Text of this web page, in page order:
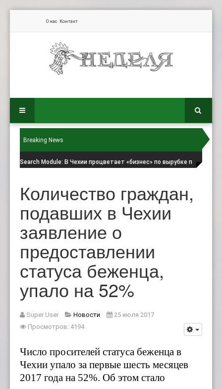
О нас Контакт
Breaking News
Search Module: В Чехии процветает «бизнес» по вырубке п
Количество граждан,
подавших в Чехии
заявление о
предоставлении
статуса беженца,
упало на 52%
Super User Новости
25 июля 2017
Просмотров: 4194
Число просителей статуса беженца в
Чехии упало за первые шесть месяцев
2017 года на 52%. Об этом стало